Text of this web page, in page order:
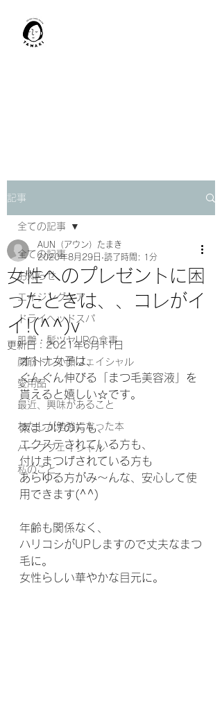
記事
全ての記事
お知らせ
エイジングケア
ドライヘッドスパ
肌艶・髪ツヤUPの食事
顔筋トレ小顔フェイシャル
愛用品
最近、興味があること
わたしが勉強になった本
ハーブフェイシャル
私のこと
全ての記事
女性へのプレゼントに困
ったときは、、コレがイ
イ!(^^)v
AUN（アウン）たまき
2020年8月29日 読了時間: 1分
更新日： 2021年6月11日
オトナ女子は、
ぐんぐん伸びる「まつ毛美容液」を
貰えると嬉しい☆です。
素まつげの方も、
エクステされている方も、
付けまつげされている方も
あらゆる方がみ～んな、安心して使
用できます(^^)
年齢も関係なく、
ハリコシがUPしますので丈夫なまつ
毛に。
女性らしい華やかな目元に。